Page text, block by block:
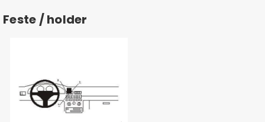
Feste / holder